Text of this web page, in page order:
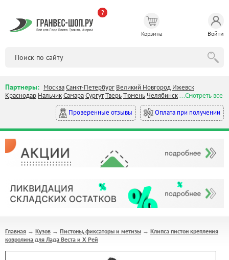
?
Корзина Войти
Партнеры: МоскваСанкт-Петербург Великий Новгород Ижевск
Краснодар НальчикСамараСургутТверьТюмень Челябинск...Смотреть все
Проверенные отзывы
Оплата при получении
Главная → Кузов → Пистоны, фиксаторы и метизы → Клипса пистон крепления
ковролина для Лада Веста и Х Рей